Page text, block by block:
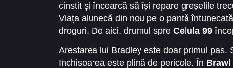
cinstit și încearcă să își repare greșelile
Viața alunecă din nou pe o pantă
droguri. De aici, drumul spre Celula 99
Arestarea lui Bradley este doar primul pas.
Inchisoarea este plină de pericole. În Brawl